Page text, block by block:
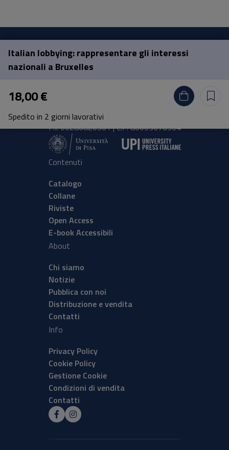
Italian lobbying: rappresentare gli interessi
nazionali a Bruxelles
18,00 €
Spedito in 2 giorni lavorativi
Pisa University Press
Lungarno Pacinotti 43/44 56126 Pisa
emailpress@unipi.it
P.I. 00286820501 | C.F: 80003670504
Contenuti
Catalogo
Collane
Riviste
Open Access
E-book Accessibili
About
Chi siamo
Notizie
Pubblica con noi
Distribuzione e vendita
Contatti
Info
Privacy Policy
Cookie Policy
Gestione Cookie
Condizioni di vendita
Contatti